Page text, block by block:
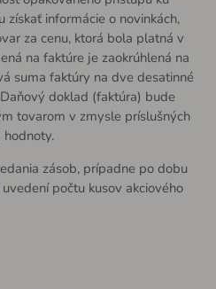
informácie o novinkách,
za cenu, ktorá bola platná v
na faktúre je zaokrúhlená na
suma faktúry na dve desatinné
doklad (faktúra) bude
tovarom v zmysle príslušných
hodnoty.
zásob, prípadne po dobu
počtu kusov akciového